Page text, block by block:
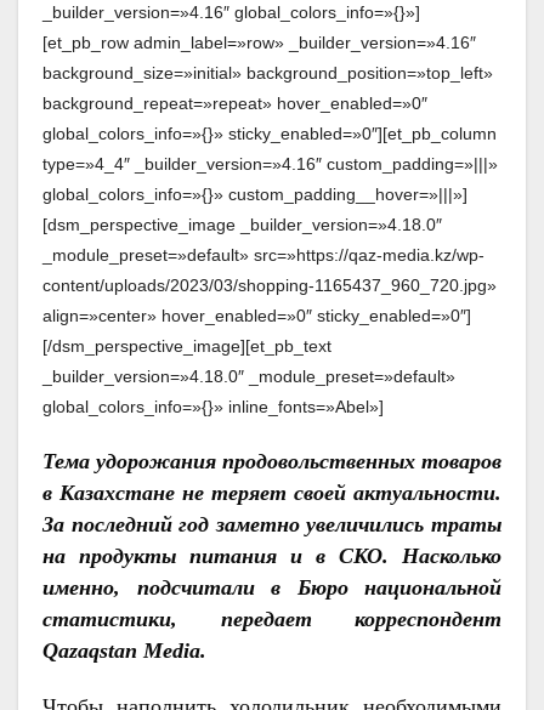
_builder_version=»4.16″ global_colors_info=»{}»]
[et_pb_row admin_label=»row» _builder_version=»4.16″
background_size=»initial» background_position=»top_left»
background_repeat=»repeat» hover_enabled=»0″
global_colors_info=»{}» sticky_enabled=»0″][et_pb_column
type=»4_4″ _builder_version=»4.16″ custom_padding=»|||»
global_colors_info=»{}» custom_padding__hover=»|||»]
[dsm_perspective_image _builder_version=»4.18.0″
_module_preset=»default» src=»https://qaz-media.kz/wp-
content/uploads/2023/03/shopping-1165437_960_720.jpg»
align=»center» hover_enabled=»0″ sticky_enabled=»0″]
[/dsm_perspective_image][et_pb_text
_builder_version=»4.18.0″ _module_preset=»default»
global_colors_info=»{}» inline_fonts=»Abel»]
Тема удорожания продовольственных товаров
в Казахстане не теряет своей актуальности.
За последний год заметно увеличились траты
на продукты питания и в СКО. Насколько
именно, подсчитали в Бюро национальной
статистики, передает корреспондент
Qazaqstan Media.